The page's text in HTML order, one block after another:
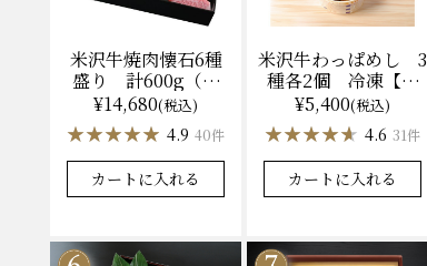
米沢牛焼肉懐石6種
盛り 計600g（冷
凍）送料無料 化粧
箱入
¥14,680(税込)
★★★★★
★★★★★ 4.9 40件
カートに入れる
米沢牛わっぱめし 3
種各2個 冷凍【レ
ンジ調理】化粧箱入
¥5,400(税込)
★★★★★
★★★★★ 4.6 31件
カートに入れる